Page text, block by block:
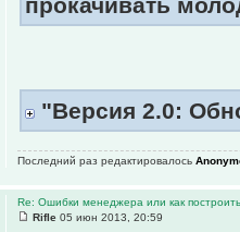
"Версия 2.0:
Последний раз редактировалось
Re: Ошибки менеджера или как построить
Rifle 05 июн 2013, 20:59